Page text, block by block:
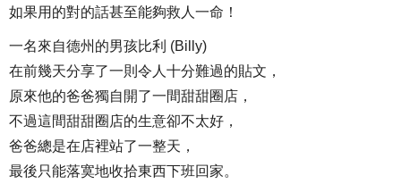
如果用的對的話甚至能夠救人一命！
一名來自德州的男孩比利 (Billy)
在前幾天分享了一則令人十分難過的貼文，
原來他的爸爸獨自開了一間甜甜圈店，
不過這間甜甜圈店的生意卻不太好，
爸爸總是在店裡站了一整天，
最後只能落寞地收拾東西下班回家。